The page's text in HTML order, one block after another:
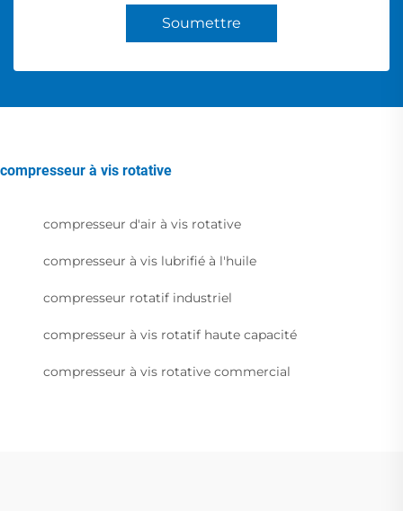
Soumettre
compresseur à vis rotative
compresseur d'air à vis rotative
compresseur à vis lubrifié à l'huile
compresseur rotatif industriel
compresseur à vis rotatif haute capacité
compresseur à vis rotative commercial